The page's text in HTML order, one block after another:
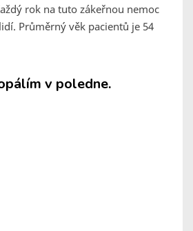
rok na tuto zákeřnou nemoc
Průměrný věk pacientů je 54
v poledne.